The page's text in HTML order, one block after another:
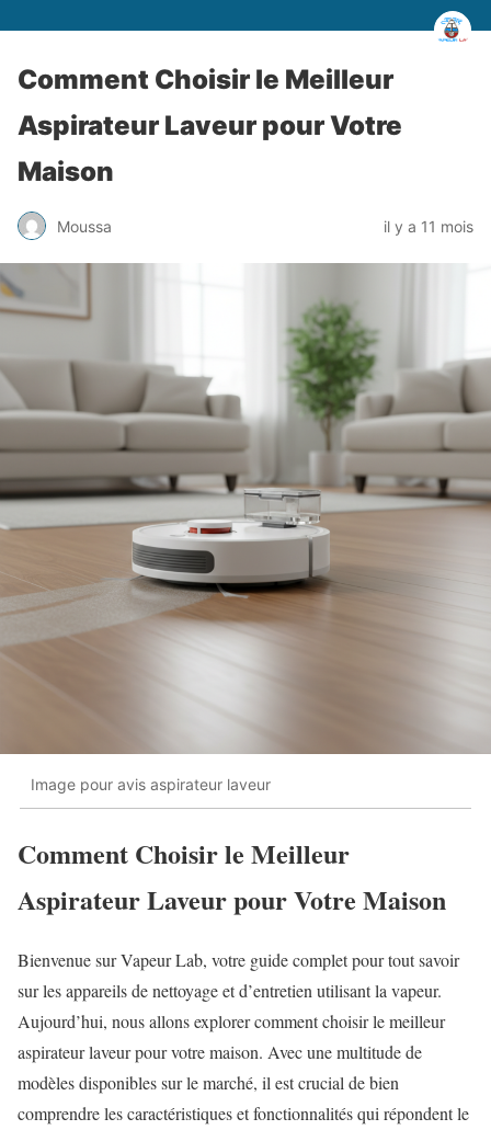
Comment Choisir le Meilleur
Aspirateur Laveur pour Votre
Maison
Moussa il y a 11 mois
Image pour avis aspirateur laveur
Comment Choisir le Meilleur
Aspirateur Laveur pour Votre Maison
Bienvenue sur Vapeur Lab, votre guide complet pour tout savoir
sur les appareils de nettoyage et d’entretien utilisant la vapeur.
Aujourd’hui, nous allons explorer comment choisir le meilleur
aspirateur laveur pour votre maison. Avec une multitude de
modèles disponibles sur le marché, il est crucial de bien
comprendre les caractéristiques et fonctionnalités qui répondent le